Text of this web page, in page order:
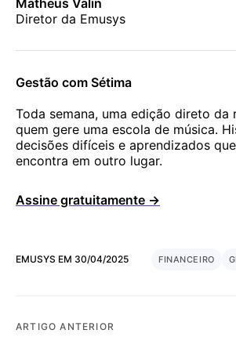
Matheus Valin
Diretor da Emusys
Gestão com Sétima
Toda semana, uma edição direto da
quem gere uma escola de música.
decisões difíceis e aprendizados
encontra em outro lugar.
Assine gratuitamente →
EMUSYS EM 30/04/2025 FINANCEIRO
ARTIGO ANTERIOR